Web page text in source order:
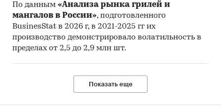
По данным «Анализа рынка грилей и
мангалов в России», подготовленного
BusinesStat в 2026 г, в 2021-2025 гг их
производство демонстрировало волатильность в
пределах от 2,5 до 2,9 млн шт.
Показать еще